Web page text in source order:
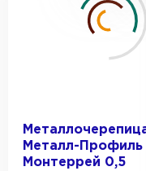
Металл-Профиль
Монтеррей 0,5